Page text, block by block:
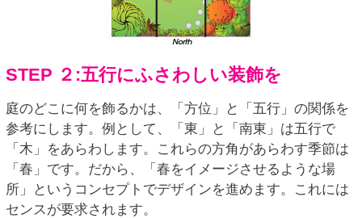
STEP ２:五行にふさわしい装飾を
庭のどこに何を飾るかは、「方位」と「五行」の関係を
参考にします。例として、「東」と「南東」は五行で
「木」をあらわします。これらの方角があらわす季節は
「春」です。だから、「春をイメージさせるような場
所」というコンセプトでデザインを進めます。これには
センスが要求されます。